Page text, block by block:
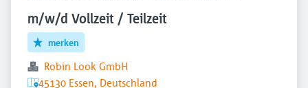
m/w/d Vollzeit / Teilzeit
merken
Robin Look GmbH
45130 Essen, Deutschland